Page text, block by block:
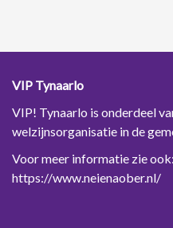
VIP Tynaarlo
VIP! Tynaarlo is onderdeel
welzijnsorganisatie in de
Voor meer informatie zie ook:
https://www.neienaober.nl/